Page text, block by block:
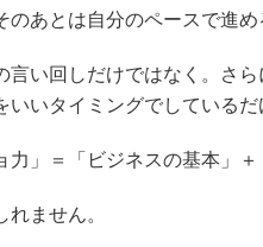
のあとは自分のペースで進め
い回しだけではなく。さ
いいタイミングでしているだ
」＝「ビジネスの基本」＋
ません。